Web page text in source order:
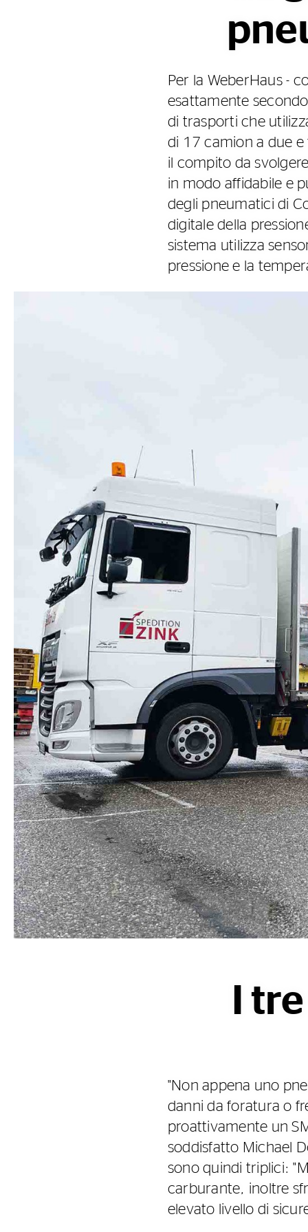
Per la WeberHaus -
esattamente
di trasporti che
di 17 camion a due
il compito da
in modo affidabile e
degli pneumatici di
digitale della
sistema utilizza
pressione e la
I
"Non appena uno
danni da foratura o
proattivamente un
soddisfatto Michael
sono quindi triplici:
carburante, inoltre
elevato livello di